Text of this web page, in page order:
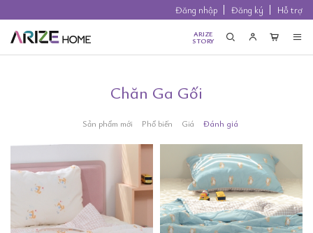
Đăng nhập Đăng ký Hỗ trợ
ARIZE
STORY
Chăn Ga Gối
Sản phẩm mới Phổ biến Giá Đánh giá